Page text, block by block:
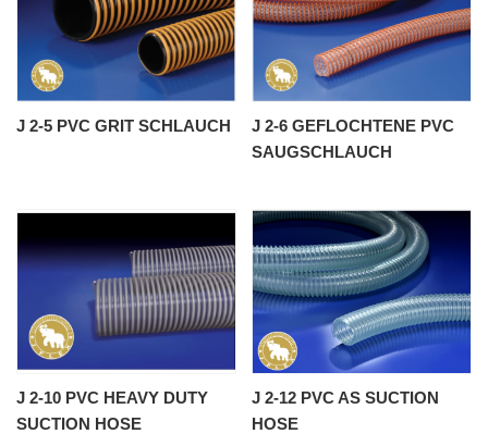
J 2-5 PVC GRIT SCHLAUCH
J 2-6 GEFLOCHTENE PVC
SAUGSCHLAUCH
J 2-10 PVC HEAVY DUTY
SUCTION HOSE
J 2-12 PVC AS SUCTION
HOSE